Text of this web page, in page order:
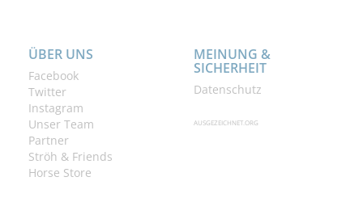
ÜBER UNS
Facebook
Twitter
Instagram
Unser Team
Partner
Ströh & Friends
Horse Store
MEINUNG &
SICHERHEIT
Datenschutz
AUSGEZEICHNET.ORG